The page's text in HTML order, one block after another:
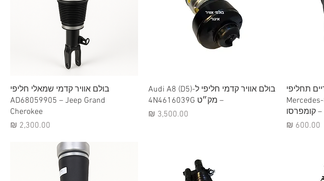
תחליפי
מחיר
תצוגה מהירהבולם אוויר קדמי חליפי ל-Audi A8 (D5)
– מק״ט 4N4616039G
מחיר
תצוגה מהירה
בולם אוויר קדמי שמאלי חליפי
AD68059905 – Jeep Grand
Cherokee
מחיר